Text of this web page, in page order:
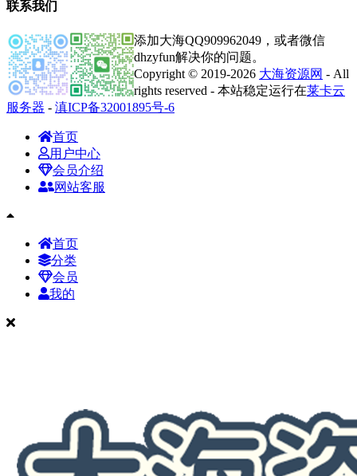
联系我们
添加大海QQ909962049，或者微信
dhzyfun解决你的问题。
Copyright © 2019-2026 大海资源网 - All
rights reserved - 本站稳定运行在莱卡云
服务器 - 滇ICP备32001895号-6
首页
用户中心
会员介绍
网站客服
首页
分类
会员
我的